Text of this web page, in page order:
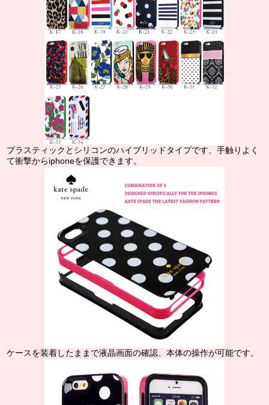
プラスティックとシリコンのハイブリッドタイプです、手触りよく
て衝撃からiphoneを保護できます。
ケースを装着したままで液晶画面の確認、本体の操作が可能です。